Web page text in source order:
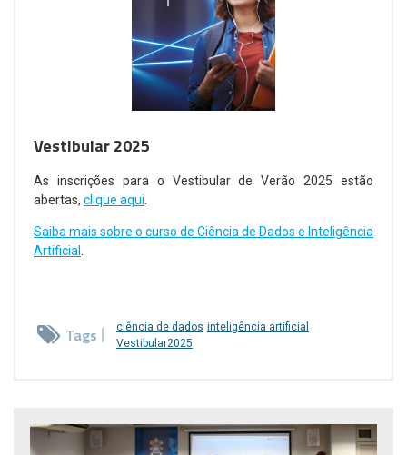
Vestibular 2025
As inscrições para o Vestibular de Verão 2025 estão
abertas, clique aqui
Saiba mais sobre o curso de Ciência de Dados e Inteligência
Artificial
Tags ciência de dados inteligência artificial
Vestibular2025